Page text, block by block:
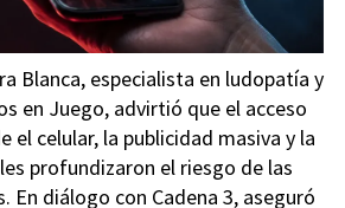
Blanca, especialista en ludopatía y
en Juego, advirtió que el acceso
el celular, la publicidad masiva y la
profundizaron el riesgo de las
En diálogo con Cadena 3, aseguró